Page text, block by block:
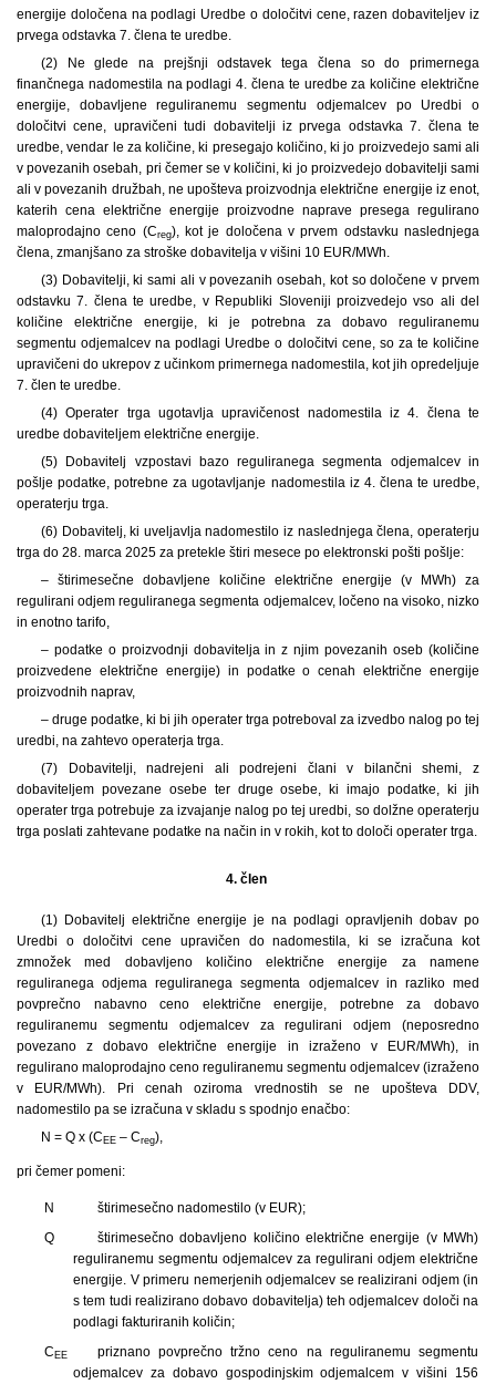
energije določena na podlagi Uredbe o določitvi cene, razen dobaviteljev iz
prvega odstavka 7. člena te uredbe.
(2) Ne glede na prejšnji odstavek tega člena so do primernega
finančnega nadomestila na podlagi 4. člena te uredbe za količine električne
energije, dobavljene reguliranemu segmentu odjemalcev po Uredbi o
določitvi cene, upravičeni tudi dobavitelji iz prvega odstavka 7. člena te
uredbe, vendar le za količine, ki presegajo količino, ki jo proizvedejo sami ali
v povezanih osebah, pri čemer se v količini, ki jo proizvedejo dobavitelji sami
ali v povezanih družbah, ne upošteva proizvodnja električne energije iz enot,
katerih cena električne energije proizvodne naprave presega regulirano
maloprodajno ceno (Creg), kot je določena v prvem odstavku naslednjega
člena, zmanjšano za stroške dobavitelja v višini 10 EUR/MWh.
(3) Dobavitelji, ki sami ali v povezanih osebah, kot so določene v prvem
odstavku 7. člena te uredbe, v Republiki Sloveniji proizvedejo vso ali del
količine električne energije, ki je potrebna za dobavo reguliranemu
segmentu odjemalcev na podlagi Uredbe o določitvi cene, so za te količine
upravičeni do ukrepov z učinkom primernega nadomestila, kot jih opredeljuje
7. člen te uredbe.
(4) Operater trga ugotavlja upravičenost nadomestila iz 4. člena te
uredbe dobaviteljem električne energije.
(5) Dobavitelj vzpostavi bazo reguliranega segmenta odjemalcev in
pošlje podatke, potrebne za ugotavljanje nadomestila iz 4. člena te uredbe,
operaterju trga.
(6) Dobavitelj, ki uveljavlja nadomestilo iz naslednjega člena, operaterju
trga do 28. marca 2025 za pretekle štiri mesece po elektronski pošti pošlje:
– štirimesečne dobavljene količine električne energije (v MWh) za
regulirani odjem reguliranega segmenta odjemalcev, ločeno na visoko, nizko
in enotno tarifo,
– podatke o proizvodnji dobavitelja in z njim povezanih oseb (količine
proizvedene električne energije) in podatke o cenah električne energije
proizvodnih naprav,
– druge podatke, ki bi jih operater trga potreboval za izvedbo nalog po tej
uredbi, na zahtevo operaterja trga.
(7) Dobavitelji, nadrejeni ali podrejeni člani v bilančni shemi, z
dobaviteljem povezane osebe ter druge osebe, ki imajo podatke, ki jih
operater trga potrebuje za izvajanje nalog po tej uredbi, so dolžne operaterju
trga poslati zahtevane podatke na način in v rokih, kot to določi operater trga.
4. člen
(1) Dobavitelj električne energije je na podlagi opravljenih dobav po
Uredbi o določitvi cene upravičen do nadomestila, ki se izračuna kot
zmnožek med dobavljeno količino električne energije za namene
reguliranega odjema reguliranega segmenta odjemalcev in razliko med
povprečno nabavno ceno električne energije, potrebne za dobavo
reguliranemu segmentu odjemalcev za regulirani odjem (neposredno
povezano z dobavo električne energije in izraženo v EUR/MWh), in
regulirano maloprodajno ceno reguliranemu segmentu odjemalcev (izraženo
v EUR/MWh). Pri cenah oziroma vrednostih se ne upošteva DDV,
nadomestilo pa se izračuna v skladu s spodnjo enačbo:
N = Q x (C EE – Creg),
pri čemer pomeni:
N
štirimesečno nadomestilo (v EUR);
Q
štirimesečno dobavljeno količino električne energije (v MWh)
reguliranemu segmentu odjemalcev za regulirani odjem električne
energije. V primeru nemerjenih odjemalcev se realizirani odjem (in
s tem tudi realizirano dobavo dobavitelja) teh odjemalcev določi na
podlagi fakturiranih količin;
C EE
priznano povprečno tržno ceno na reguliranemu segmentu
odjemalcev za dobavo gospodinjskim odjemalcem v višini 156